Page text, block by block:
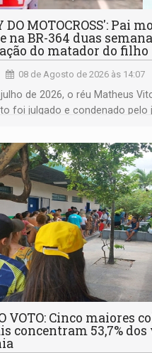
DO MOTOCROSS': Pai
na BR-364 duas
do matador do filho
08 de Agosto de 2026 às 14:07
de 2026, o réu Matheus
foi julgado e condenado pelo
VOTO: Cinco maiores
concentram 53,7% dos